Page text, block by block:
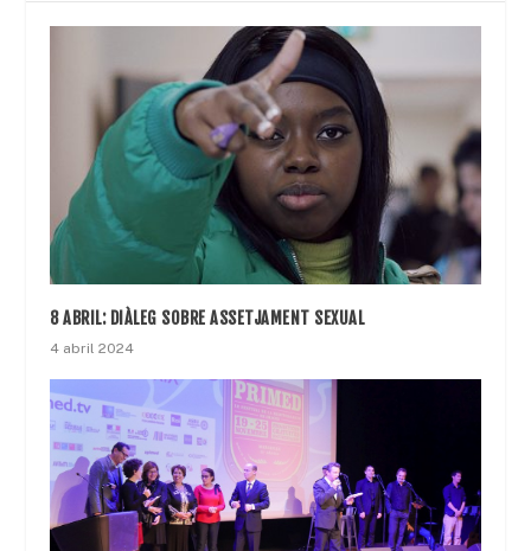
8 ABRIL: DIÀLEG SOBRE ASSETJAMENT SEXUAL
4 abril 2024